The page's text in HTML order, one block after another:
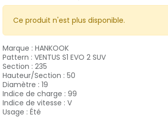
Ce produit n'est plus disponible.
Marque : HANKOOK
Pattern : VENTUS S1 EVO 2 SUV
Section : 235
Hauteur/Section : 50
Diamètre : 19
Indice de charge : 99
Indice de vitesse : V
Usage : Été